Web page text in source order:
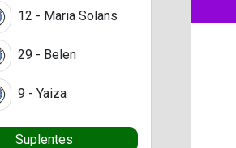
12 - Maria Solans
29 - Belen
9 - Yaiza
Suplentes